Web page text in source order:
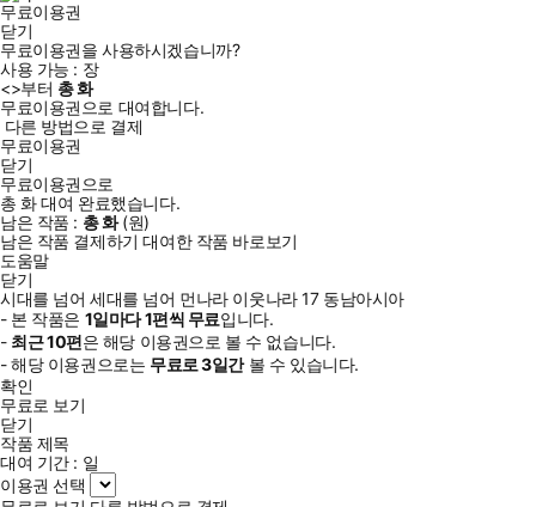
무료이용권
닫기
무료이용권을 사용하시겠습니까?
사용 가능 : 장
<>부터 총화
무료이용권으로 대여합니다.
다른 방법으로 결제
무료이용권
닫기
무료이용권으로
총 화대여 완료했습니다.
남은 작품 : 총화(원)
남은 작품 결제하기 대여한 작품 바로보기
도움말
닫기
시대를 넘어 세대를 넘어 먼나라 이웃나라 17 동남아시아
- 본 작품은 1일마다1편씩 무료입니다.
- 최근10편은 해당 이용권으로 볼 수 없습니다.
- 해당 이용권으로는 무료로3일간볼 수 있습니다.
확인
무료로 보기
닫기
작품 제목
대여 기간 : 일
이용권 선택